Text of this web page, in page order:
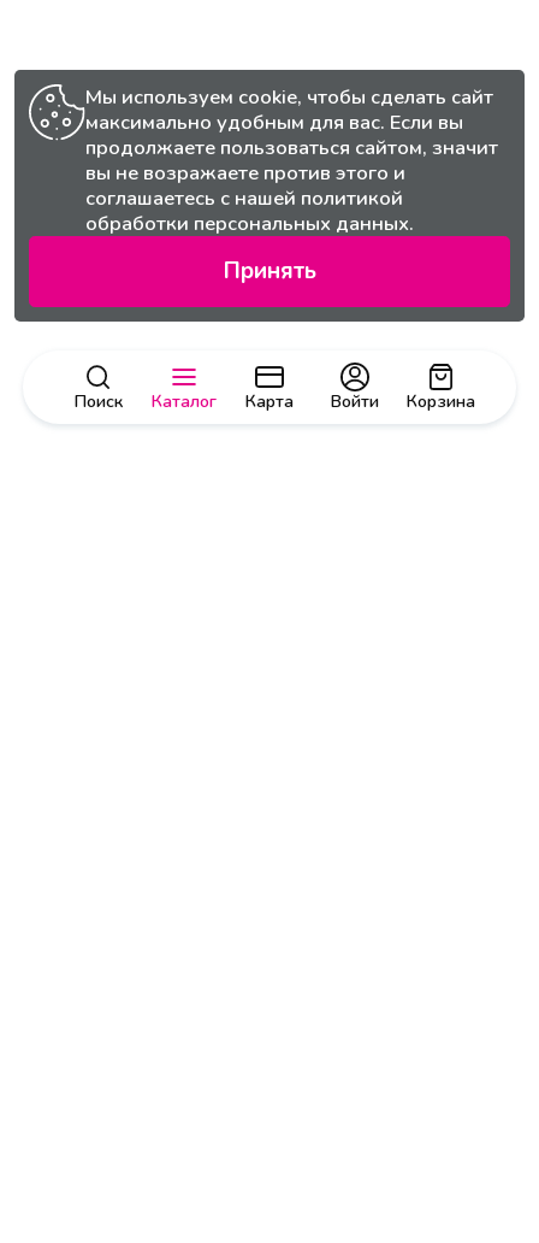
Поиск Каталог Карта Корзина
Войти
Мы используем cookie, чтобы сделать сайт
максимально удобным для вас. Если вы
продолжаете пользоваться сайтом, значит
вы не возражаете против этого и
соглашаетесь с нашей политикой
обработки персональных данных.
Принять